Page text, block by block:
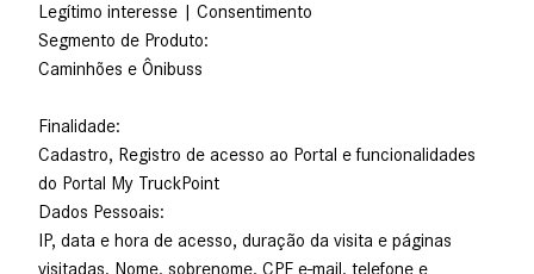
Legítimo interesse | Consentimento
Segmento de Produto:
Caminhões e Ônibuss
Finalidade:
Cadastro, Registro de acesso ao Portal e funcionalidades
do Portal My TruckPoint
Dados Pessoais:
IP, data e hora de acesso, duração da visita e páginas
visitadas. Nome, sobrenome, CPF e-mail, telefone e